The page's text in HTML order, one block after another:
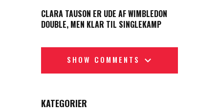
CLARA TAUSON ER UDE AF WIMBLEDON
DOUBLE, MEN KLAR TIL SINGLEKAMP
SHOW COMMENTS
KATEGORIER